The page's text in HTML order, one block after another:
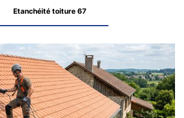
Etanchéité toiture 67